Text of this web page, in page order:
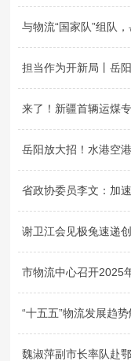
互动交流
政务公开
政务服务
与物流“国家队”组队
担当作为开新局丨岳阳深入贯彻落实全
来了！新疆首辆运煤
岳阳放大招！水港空
省政协委员李文：加速打造
谢卫江会见极兔速递
市物流中心召开2025年
“十五五”物流发展趋势解读暨岳
魏淑萍副市长率队赴鄂